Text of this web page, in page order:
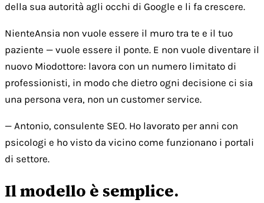
della sua autorità agli occhi di Google e li fa crescere.
NienteAnsia non vuole essere il muro tra te e il tuo
paziente — vuole essere il ponte. E non vuole diventare il
nuovo Miodottore: lavora con un numero limitato di
professionisti, in modo che dietro ogni decisione ci sia
una persona vera, non un customer service.
— Antonio, consulente SEO. Ho lavorato per anni con
psicologi e ho visto da vicino come funzionano i portali
di settore.
Il modello è semplice.